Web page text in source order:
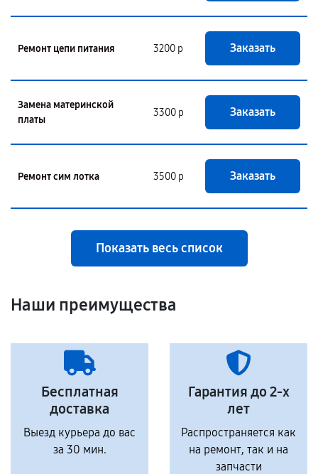
Ремонт цепи питания 3200 р Заказать
Замена материнской
платы
3300 р Заказать
Ремонт сим лотка 3500 р Заказать
Показать весь список
Наши преимущества
Бесплатная
доставка
Выезд курьера до вас
за 30 мин.
Гарантия до 2-х
лет
Распространяется как
на ремонт, так и на
запчасти